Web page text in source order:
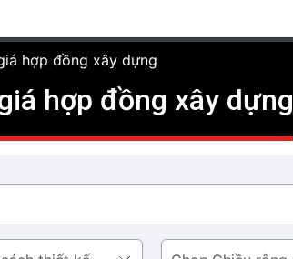
hợp đồng xây dựng
hợp đồng xây dựng
Chiều